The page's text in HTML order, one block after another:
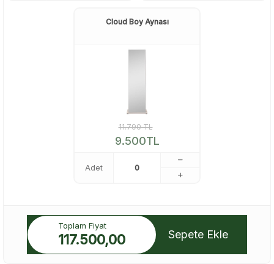
Cloud Boy Aynası
11.790TL
9.500TL
Adet
Toplam Fiyat
117.500,00 Sepete Ekle